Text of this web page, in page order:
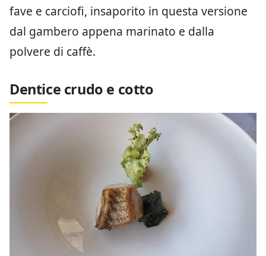
fave e carciofi, insaporito in questa versione
dal gambero appena marinato e dalla
polvere di caffè.
Dentice crudo e cotto